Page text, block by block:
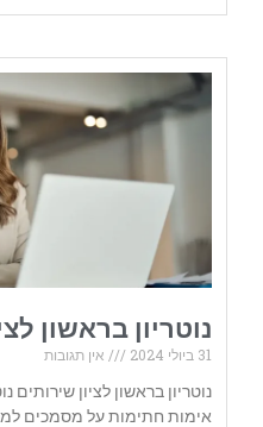
נוטריון בראשון
31 ביולי 2024
אין תגובות
נוטריון בראשון לציון שירותים
אימות חתימות על מסמכים